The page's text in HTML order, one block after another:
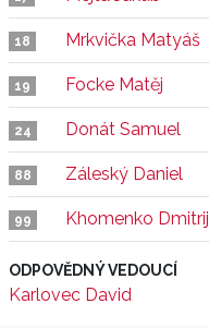
18 Mrkvička Matyáš
19 Focke Matěj
24 Donát Samuel
88 Záleský Daniel
99 Khomenko Dmitrij
ODPOVĚDNÝ VEDOUCÍ
Karlovec David